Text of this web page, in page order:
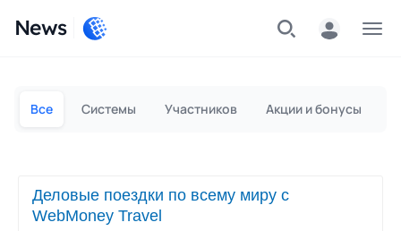
News
Все Системы Участников Акции и бонусы
Деловые поездки по всему миру с
WebMoney Travel